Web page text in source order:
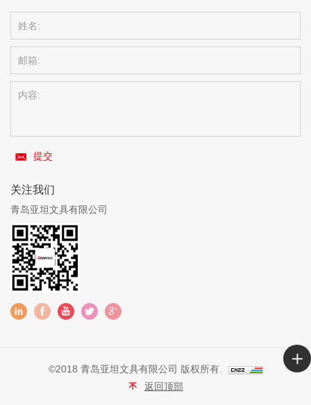
提交
关注我们
青岛亚坦文具有限公司
©2018 青岛亚坦文具有限公司 版权所有.
返回顶部